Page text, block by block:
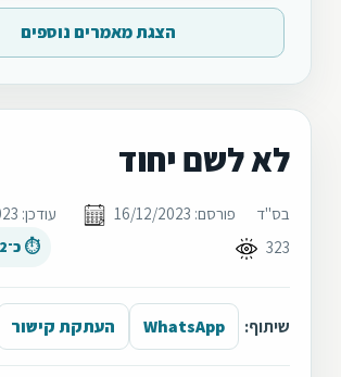
הצגת מאמרים נוספים
לא לשם יחוד
בס"ד פורסם: 16/12/2023
עודכן: 16/12/2023
323
⏱ כ־2 דקות קריאה
שיתוף: WhatsApp העתקת קישור